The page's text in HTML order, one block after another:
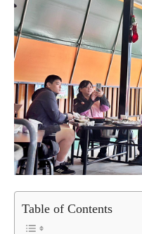
Table of Contents